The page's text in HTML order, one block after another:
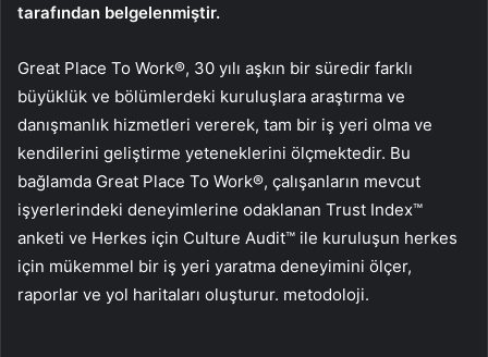
tarafından belgelenmiştir.
Great Place To Work®, 30 yılı aşkın bir süredir farklı
büyüklük ve bölümlerdeki kuruluşlara araştırma ve
danışmanlık hizmetleri vererek, tam bir iş yeri olma ve
kendilerini geliştirme yeteneklerini ölçmektedir. Bu
bağlamda Great Place To Work®, çalışanların mevcut
işyerlerindeki deneyimlerine odaklanan Trust Index™
anketi ve Herkes için Culture Audit™ ile kuruluşun herkes
için mükemmel bir iş yeri yaratma deneyimini ölçer,
raporlar ve yol haritaları oluşturur. metodoloji.